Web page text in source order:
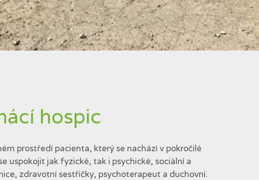
hospic
prostředí pacienta, který se nachází v pokročilé
uspokojit jak fyzické, tak i psychické, sociální a
zdravotní sestřičky, psychoterapeut a duchovní.